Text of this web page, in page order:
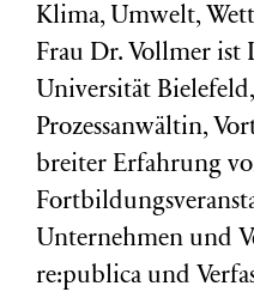
Klima, Umwelt,
Frau Dr. Vollmer ist
Universität
Prozessanwältin,
breiter Erfahrung
Unternehmen und
re:publica und